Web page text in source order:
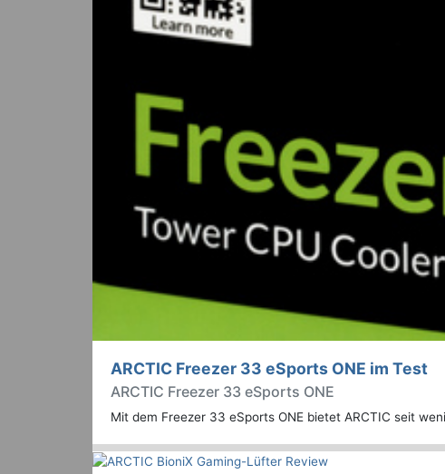
ARCTIC Freezer 33 eSports ONE im Test
ARCTIC Freezer 33 eSports ONE
Mit dem Freezer 33 eSports ONE bietet ARCTIC seit